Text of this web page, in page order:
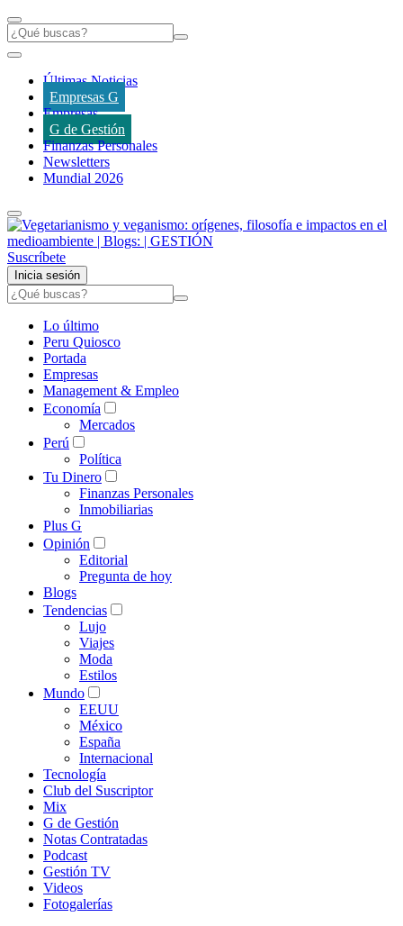
Últimas Noticias
Empresas G
Empresas
G de Gestión
Finanzas Personales
Newsletters
Mundial 2026
Suscríbete
Inicia sesión
Lo último
Peru Quiosco
Portada
Empresas
Management & Empleo
Economía
Mercados
Perú
Política
Tu Dinero
Finanzas Personales
Inmobiliarias
Plus G
Opinión
Editorial
Pregunta de hoy
Blogs
Tendencias
Lujo
Viajes
Moda
Estilos
Mundo
EEUU
México
España
Internacional
Tecnología
Club del Suscriptor
Mix
G de Gestión
Notas Contratadas
Podcast
Gestión TV
Videos
Fotogalerías